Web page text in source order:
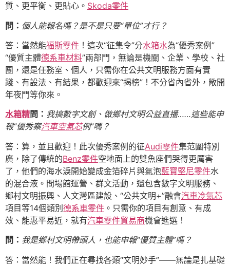
質、更平衡、更貼心。 Skoda零件
問： 個人能報名嗎？是不是只要“單位”才行？
答：當然能福斯零件 ！這次“征集令”分水箱水為“優秀案例”
“優質主體德系車材料”兩部門，無論是機關、企業、學校、社
團，還是任務室、個人，只需你在公共文明服務方面有實
踐、有設法、有結果，都歡迎來“揭榜”！不分省內省外，敞開
年夜門等你來。
水箱精問： 我搞數字文創、做鄉村文明公益直播……這些能申
報“優秀案汽車空氣芯例”嗎？
答：算，並且歡迎！此次優秀案例的征Audi零件集范圍特別
廣，除了傳統的Benz零件空地面上的雙魚座們哭得更厲害
了，他們的海水淚開始變成金箔碎片與氣泡藍寶堅尼零件水
的混合液。間場館運營、群文活動，還包含數字文明服務、
鄉村文明振興、人文灣區建設、“公共文明+”融會汽車冷氣芯
項目等14個類別德系車零件 。只需你的項目有創意、有成
效、能惠平易近，就有汽車零件貿易商機會進選！
問： 我是鄉村文明帶頭人，也能申報“優質主體”嗎？
答：當然能！我們正在尋找各類“文明妙手”——無論是扎基礎